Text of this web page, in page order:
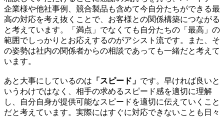
企業様や他社事例、競合製品も含めて今自分たちができる最
高の対応を考え抜くことで、お客様との関係構築につながる
と考えています。「満点」でなくても自分たちの「最高」の
範囲でしっかりとお応えするのがアシスト流です。また、そ
の姿勢は社内の関係者からの相談であっても一緒だと考えて
います。
あと大事にしているのは 「スピード」 です。早ければ良いと
いうわけではなく、相手の求めるスピード感を適切に理解
し、自分自身が提供可能なスピードを適切に伝えていくこと
だと考えています。実際にはすぐに対応できないことも日々